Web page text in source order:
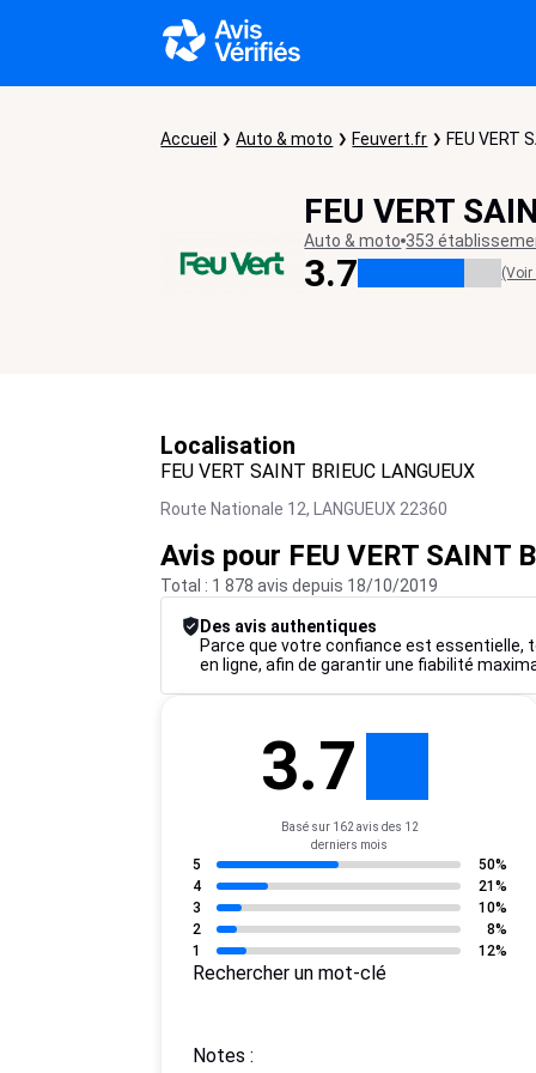
Accueil Auto & moto Feuvert.fr FEU VERT
FEU VERT
Auto & moto 353
3.7 (Voir
Localisation
FEU VERT SAINT BRIEUC LANGUEUX
Route Nationale 12, LANGUEUX 22360
Avis pour FEU VERT SAINT
Total : 1 878 avis depuis 18/10/2019
Des avis authentiques
Parce que votre confiance est essentielle,
en ligne, afin de garantir une fiabilité
3.7
Basé sur 162 avis des 12
derniers mois
5
50%
4
21%
3
10%
2
8%
1
12%
Rechercher un mot-clé
Notes :